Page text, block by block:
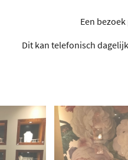
Een
Dit kan telefonisch